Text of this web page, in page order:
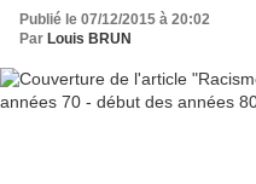
Publié le 07/12/2015 à 20:02
Par Louis BRUN